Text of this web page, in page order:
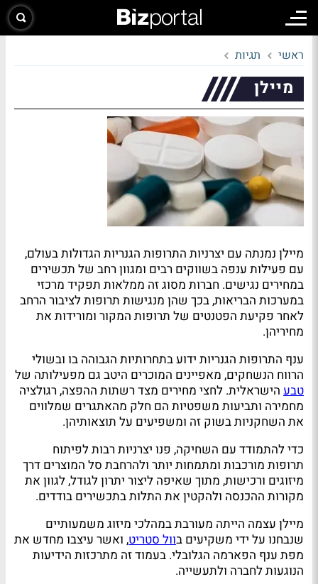
ראשי תגיות
מיילן
מיילן נמנתה עם יצרניות התרופות הגנריות הגדולות בעולם,
עם פעילות ענפה בשווקים רבים ומגוון רחב של תכשירים
במחירים נגישים. חברות מסוג זה ממלאות תפקיד מרכזי
במערכות הבריאות, בכך שהן מנגישות תרופות לציבור הרחב
לאחר פקיעת הפטנטים של תרופות המקור ומורידות את
מחיריהן.
ענף התרופות הגנריות ידוע בתחרותיות הגבוהה בו ובשולי
הרווח הנשחקים, מאפיינים המוכרים היטב גם מפעילותה של
טבע הישראלית. לחצי מחירים מצד רשתות ההפצה, רגולציה
מחמירה ותביעות משפטיות הם חלק מהאתגרים שמלווים
את השחקניות בשוק זה ומשפיעים על תוצאותיהן.
כדי להתמודד עם השחיקה, פנו יצרניות רבות לפיתוח
תרופות מורכבות ומתמחות יותר ולהרחבת סל המוצרים דרך
מיזוגים ורכישות, מתוך שאיפה ליצור יתרון לגודל, לגוון את
מקורות ההכנסה ולהקטין את התלות בתכשירים בודדים.
מיילן עצמה הייתה מעורבת במהלכי מיזוג משמעותיים
שנבחנו על ידי משקיעים בוול סטריט, ואשר עיצבו מחדש את
מפת ענף הפארמה הגלובלי. בעמוד זה מתרכזות הידיעות
הנוגעות לחברה ולתעשייה.